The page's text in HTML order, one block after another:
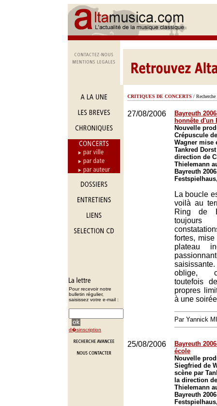
Pour recevoir notre
bulletin régulier,
saisissez votre e-mail :
d�sinscription
CRITIQUES DE CONCERTS / Recherche
27/08/2006
Bayreuth
honnête d'un
Nouvelle
Crépuscule
Wagner mise
Tankred
direction de
Thielemann
Bayreuth
La boucle
voilà au
Ring de
toujours
fortes,
plateau
oblige,
toutefois
propres
à une
Par Yannick
25/08/2006
Bayreuth
école
Nouvelle
Siegfried de
scène par
la direction
Thielemann
Bayreuth